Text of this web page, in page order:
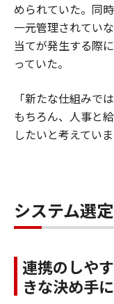
められていた。同
一元管理されてい
当てが発生する際
っていた。
「新たな仕組みで
もちろん、人事と
したいと考えてい
システム選
連携のしや
きな決め手に